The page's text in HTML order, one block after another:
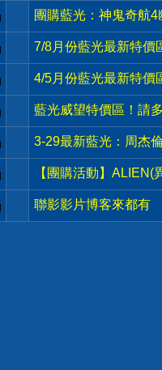
團購藍光：神鬼奇航4
7/8月份藍光最新特價
4/5月份藍光最新特價
藍光威望特價區！請
3-29最新藍光：周杰
【團購活動】ALIEN(
聯影影片博客來都有